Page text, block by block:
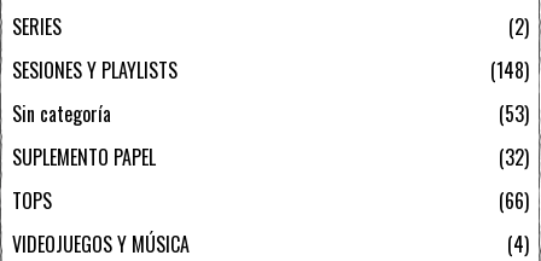
SERIES
2
SESIONES Y PLAYLISTS
148
Sin categoría
53
SUPLEMENTO PAPEL
32
TOPS
66
VIDEOJUEGOS Y MÚSICA
4